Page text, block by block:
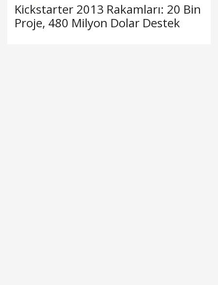
Kickstarter 2013 Rakamları: 20 Bin
Proje, 480 Milyon Dolar Destek